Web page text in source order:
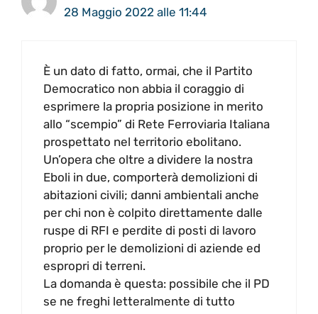
28 Maggio 2022 alle 11:44
È un dato di fatto, ormai, che il Partito
Democratico non abbia il coraggio di
esprimere la propria posizione in merito
allo “scempio” di Rete Ferroviaria Italiana
prospettato nel territorio ebolitano.
Un’opera che oltre a dividere la nostra
Eboli in due, comporterà demolizioni di
abitazioni civili; danni ambientali anche
per chi non è colpito direttamente dalle
ruspe di RFI e perdite di posti di lavoro
proprio per le demolizioni di aziende ed
espropri di terreni.
La domanda è questa: possibile che il PD
se ne freghi letteralmente di tutto